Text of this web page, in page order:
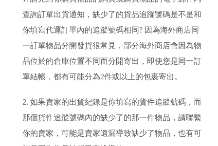
查詢訂單出貨通知，缺少了的貨品追蹤號碼是不是和
你填寫代運訂單內的追蹤號碼相同? 因為海外商店同
一訂單物品分開發貨很常見，部分海外商店會因為物
品位於的倉庫位置不同而分開寄出，即使您是同一訂
單結帳，都有可能分為2件或以上的包裹寄出。
2. 如果賣家的出貨紀錄是你填寫的貨件追蹤號碼，而
那個貨件追蹤號碼內的缺少了的那一件物品，請聯繫
你的賣家，可能是賣家遺漏導致缺少了物品，也有可